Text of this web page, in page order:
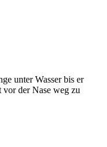
unter Wasser bis er
der Nase weg zu